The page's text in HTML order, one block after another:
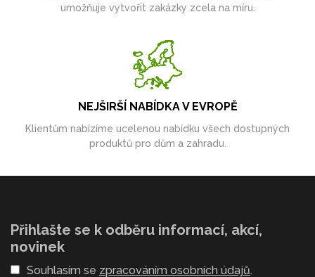
umožňuje vytvořit zakázky zcela na míru.
NEJŠIRŠÍ NABÍDKA V EVROPĚ
Klientům nabízíme ucelenou nabídku všech dostupných
produktů pro dům a zahradu.
Přihlašte se k odběru informací, akcí,
novinek
Souhlasím se zpracováním osobních údajů.